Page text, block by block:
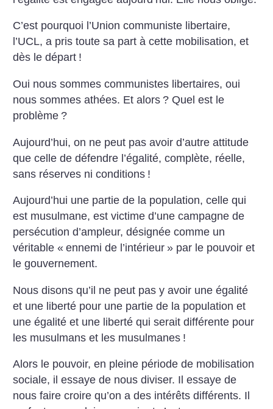
C’est pourquoi l’Union communiste libertaire,
l’UCL, a pris toute sa part à cette mobilisation, et
dès le départ !
Oui nous sommes communistes libertaires, oui
nous sommes athées. Et alors ? Quel est le
problème ?
Aujourd’hui, on ne peut pas avoir d’autre attitude
que celle de défendre l’égalité, complète, réelle,
sans réserves ni conditions !
Aujourd’hui une partie de la population, celle qui
est musulmane, est victime d’une campagne de
persécution d’ampleur, désignée comme un
véritable « ennemi de l’intérieur » par le pouvoir et
le gouvernement.
Nous disons qu’il ne peut pas y avoir une égalité
et une liberté pour une partie de la population et
une égalité et une liberté qui serait différente pour
les musulmans et les musulmanes !
Alors le pouvoir, en pleine période de mobilisation
sociale, il essaye de nous diviser. Il essaye de
nous faire croire qu’on a des intérêts différents. Il